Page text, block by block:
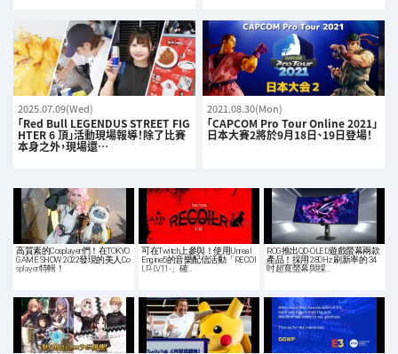
2025.07.09(Wed)
「Red Bull LEGENDUS STREET FIG
HTER 6 頂」活動現場報導！除了比賽
本身之外，現場還…
2021.08.30(Mon)
「CAPCOM Pro Tour Online 2021」
日本大賽2將於9月18日、19日登場！
高質素的Cosplayer們！在TOKYO
GAME SHOW 2022發現的美人Co
splayer特輯！
可在Twitch上參與！使用Unreal
Engine5的音樂配信活動「RECOI
LR-LV11-」確…
ROG推出QD-OLED遊戲螢幕兩款
產品！採用 280Hz 刷新率的 34
吋超寬螢幕與採…